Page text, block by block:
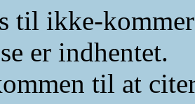
til ikke-
er indhentet.
til at